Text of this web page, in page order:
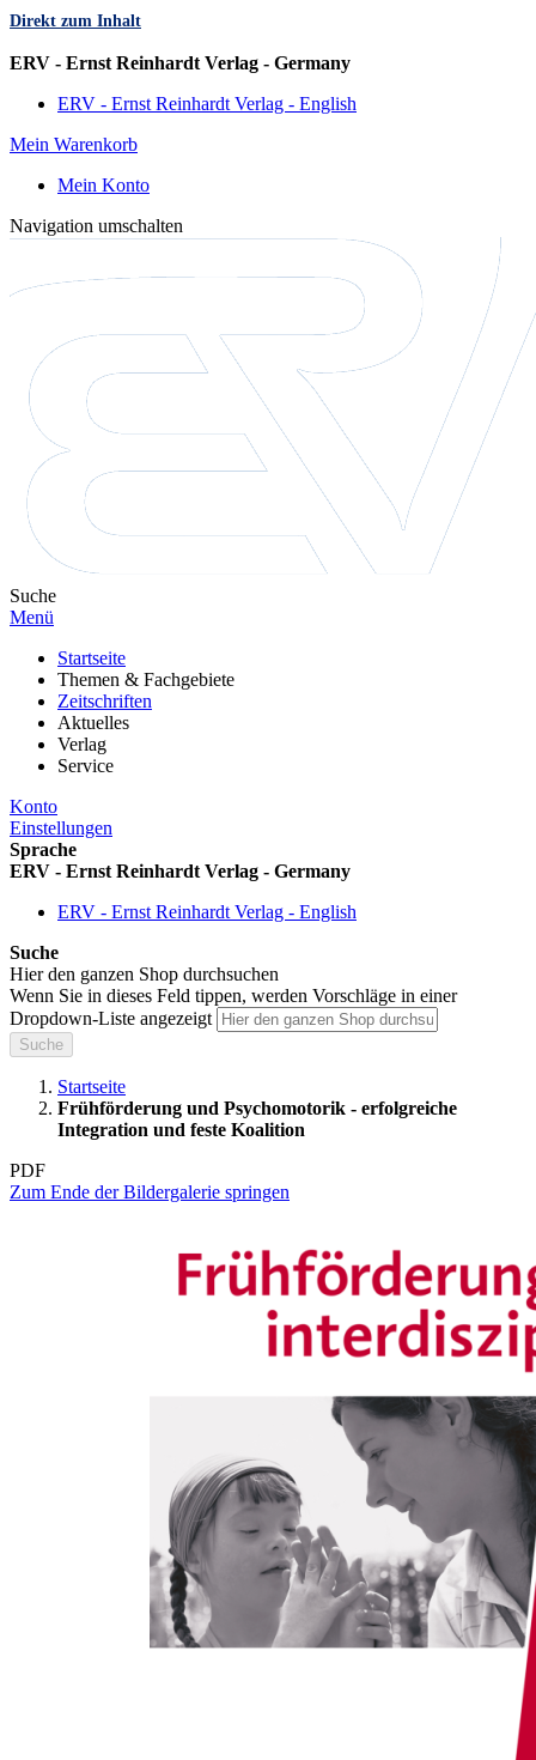
Direkt zum Inhalt
ERV - Ernst Reinhardt Verlag - Germany
ERV - Ernst Reinhardt Verlag - English
Mein Warenkorb
Mein Konto
Navigation umschalten
Suche
Menü
Startseite
Themen & Fachgebiete
Zeitschriften
Aktuelles
Verlag
Service
Konto
Einstellungen
Sprache
ERV - Ernst Reinhardt Verlag - Germany
ERV - Ernst Reinhardt Verlag - English
Suche
Hier den ganzen Shop durchsuchen
Wenn Sie in dieses Feld tippen, werden Vorschläge in einer
Dropdown-Liste angezeigt
Suche
Startseite
Frühförderung und Psychomotorik - erfolgreiche
Integration und feste Koalition
PDF
Zum Ende der Bildergalerie springen